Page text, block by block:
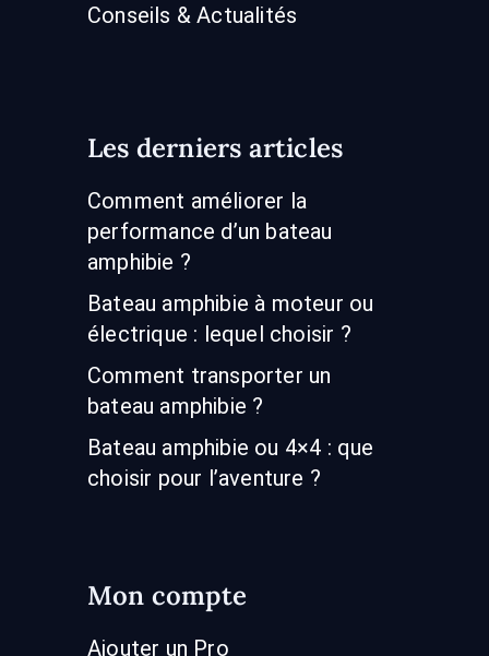
Conseils & Actualités
Les derniers articles
Comment améliorer la
performance d’un bateau
amphibie ?
Bateau amphibie à moteur ou
électrique : lequel choisir ?
Comment transporter un
bateau amphibie ?
Bateau amphibie ou 4×4 : que
choisir pour l’aventure ?
Mon compte
Ajouter un Pro